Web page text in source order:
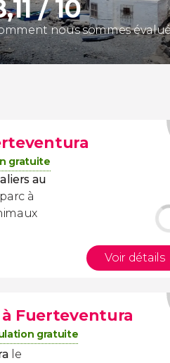
/ 10
nous sommes
gratuite
au
à
Voir détails
Fuerteventura
gratuite
le